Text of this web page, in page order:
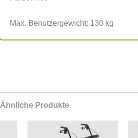
Max. Benutzergewicht: 130 kg
Ähnliche Produkte